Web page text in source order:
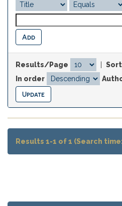
Results/Page
In order
Results 1-1 of 1 (Search